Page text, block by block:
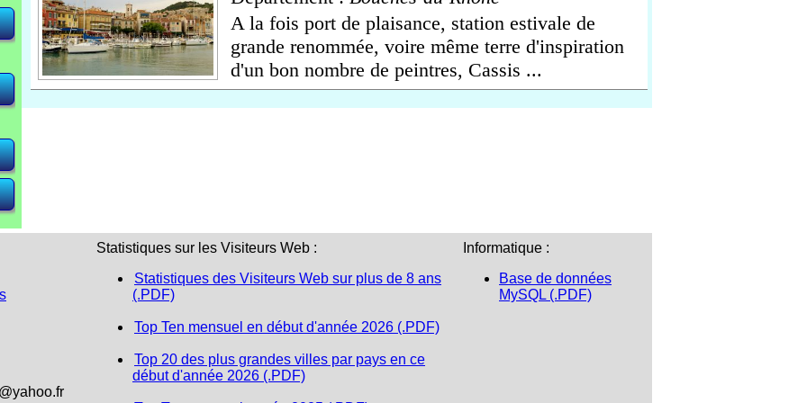
A la fois port de plaisance, station estivale de
grande renommée, voire même terre d'inspiration
d'un bon nombre de peintres, Cassis ...
Statistiques sur les Visiteurs Web :
Statistiques des Visiteurs Web sur plus de 8 ans
(.PDF)
Top Ten mensuel en début d'année 2026 (.PDF)
Top 20 des plus grandes villes par pays en ce
début d'année 2026 (.PDF)
Informatique :
Base de données
MySQL (.PDF)